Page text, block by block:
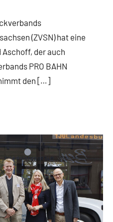
(ZVSN) hat eine
Aschoff, der auch
PRO BAHN
den […]